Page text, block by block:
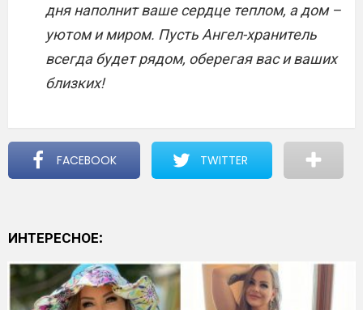
дня наполнит ваше сердце теплом, а дом –
уютом и миром. Пусть Ангел-хранитель
всегда будет рядом, оберегая вас и ваших
близких!
FACEBOOK TWITTER
ИНТЕРЕСНОЕ: